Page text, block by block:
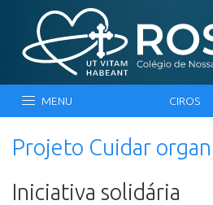
MENU CIROS
Projeto Cuidar
Iniciativa solidária